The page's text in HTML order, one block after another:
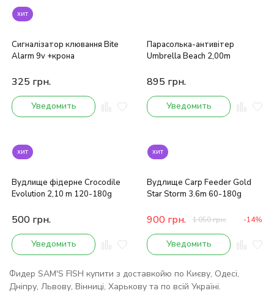
хит
Сигналізатор клювання Bite
Alarm 9v +крона
325 грн.
Уведомить
Парасолька-антивітер
Umbrella Beach 2,00m
895 грн.
Уведомить
хит
Вудлище фідерне Crocodile
Evolution 2,10 m 120-180g
500 грн.
Уведомить
хит
Вудлище Carp Feeder Gold
Star Storm 3.6m 60-180g
900 грн. 1 050грн. -14%
Уведомить
Фидер SAM'S FISH купити з доставкойю по Києву, Одесі,
Дніпру, Львову, Вінниці, Харькову та по всій Україні.